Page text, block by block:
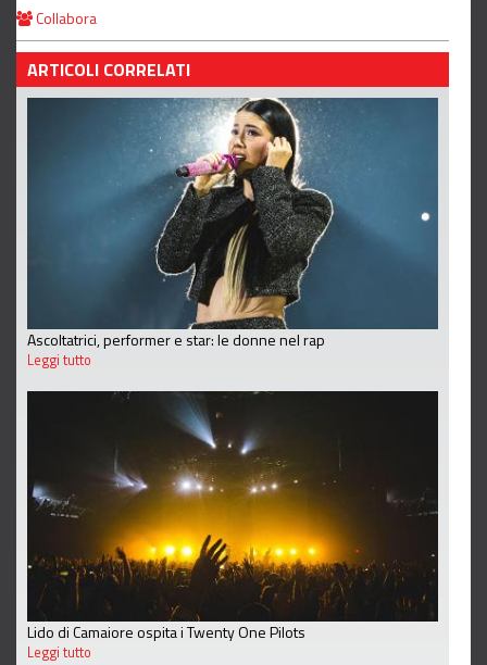
Collabora
ARTICOLI CORRELATI
Ascoltatrici, performer e star: le donne nel rap
Leggi tutto
Lido di Camaiore ospita i Twenty One Pilots
Leggi tutto